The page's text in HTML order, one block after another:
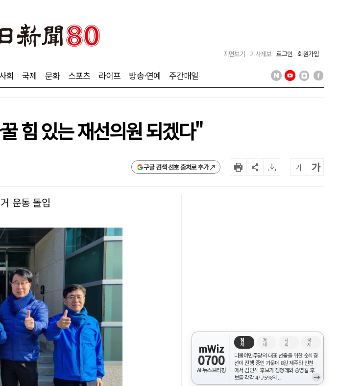
지면보기 기사제보 로그인 회원가입
사회 국제 문화 스포츠 라이프 방송·연예 주간매일
힘 있는 재선의원 되겠다"
구글 검색 선호 출처로 추가 가 가
운동 돌입
mWiz
0700
AI 뉴스브리핑
정
치
경
제
사
회
국
제
더불어민주당의 대표 선출을 위한 순회경
선이 진행 중인 가운데 8일 제주와 인천
에서 김민석 후보가 정청래와 송영길 후
보를 각각 47.75%의 ...
→